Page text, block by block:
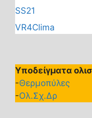
SS21
VR4Clima
Υποδείγματα
-Θερμοπύλες
-Ολ.Σχ.Δρ